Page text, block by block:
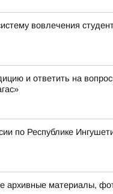
вовлечения
и ответить на
по Республике
архивные материалы,